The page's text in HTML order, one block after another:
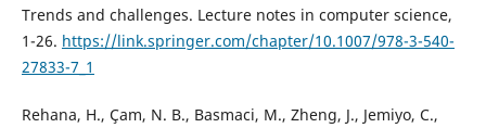
Trends and challenges. Lecture notes in computer science,
1-26. https://link.springer.com/chapter/10.1007/978-3-540-
27833-7_1
Rehana, H., Çam, N. B., Basmaci, M., Zheng, J., Jemiyo, C.,